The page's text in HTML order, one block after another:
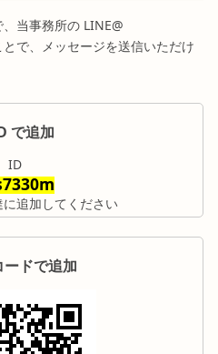
当事務所の LINE@
で、メッセージを送信いただけ
で追加
ID
追加してください
ドで追加